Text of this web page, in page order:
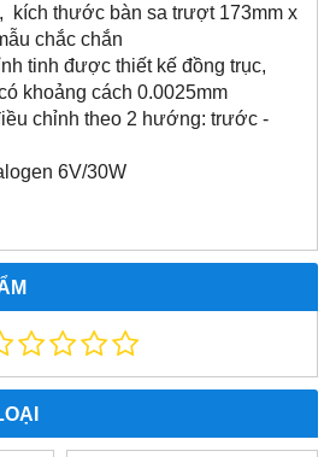
kích thước bàn sa trượt 173mm x
chắc chắn
tinh được thiết kế đồng trục,
khoảng cách 0.0025mm
chỉnh theo 2 hướng: trước -
6V/30W